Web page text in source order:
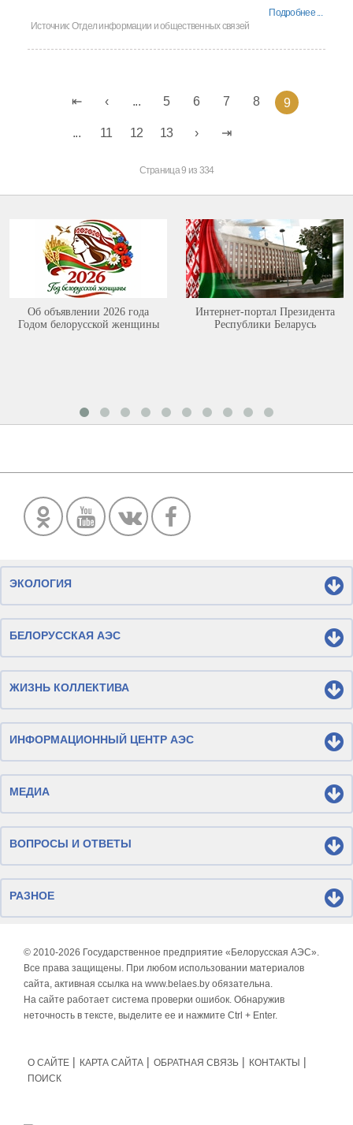
Подробнее ...
Источник:Отдел информации и общественных связей
... 5 6 7 8 9
... 11 12 13
Страница 9 из 334
Об объявлении 2026 года
Годом белорусской женщины
Интернет-портал Президента
Республики Беларусь
ЭКОЛОГИЯ
БЕЛОРУССКАЯ АЭС
ЖИЗНЬ КОЛЛЕКТИВА
ИНФОРМАЦИОННЫЙ ЦЕНТР АЭС
МЕДИА
ВОПРОСЫ И ОТВЕТЫ
РАЗНОЕ
© 2010-2026 Государственное предприятие «Белорусская АЭС».
Все права защищены. При любом использовании материалов
сайта, активная ссылка на www.belaes.by обязательна.
На сайте работает система проверки ошибок. Обнаружив
неточность в тексте, выделите ее и нажмите Ctrl + Enter.
О САЙТЕ КАРТА САЙТА ОБРАТНАЯ СВЯЗЬ
КОНТАКТЫ
ПОИСК